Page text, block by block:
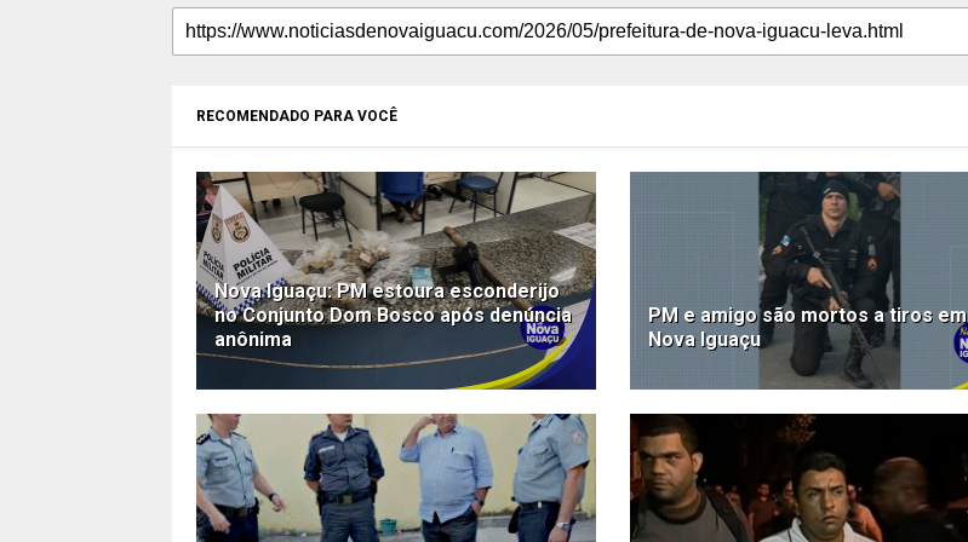
RECOMENDADO PARA VOCÊ
Nova Iguaçu: PM estoura esconderijo
no Conjunto Dom Bosco após denúncia
anônima
PM e amigo são mortos a tiros em
Nova Iguaçu